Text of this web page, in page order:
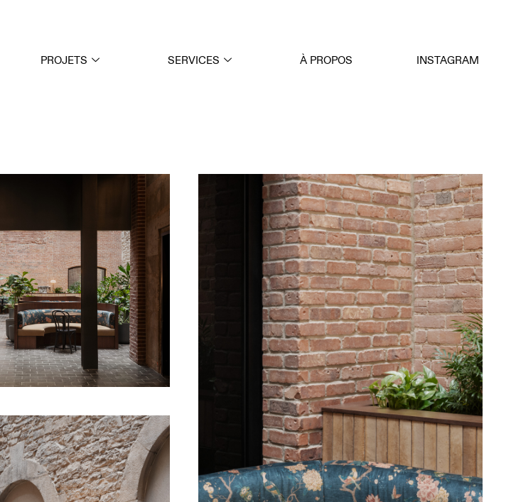
PROJETS SERVICES À PROPOS INSTAGRAM